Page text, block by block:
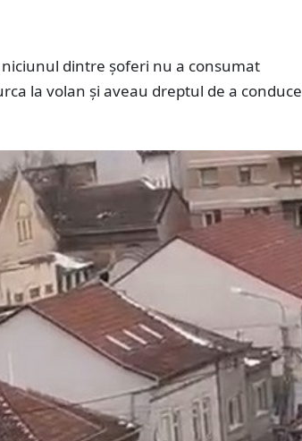
niciunul dintre șoferi nu a consumat
la volan și aveau dreptul de a conduce